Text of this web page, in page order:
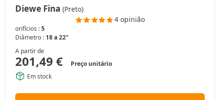
Diewe Fina (Preto)
4 opinião
orifícios :5
Diâmetro : 18 a 22"
A partir de
201,49 €
Preço unitário
Em stock